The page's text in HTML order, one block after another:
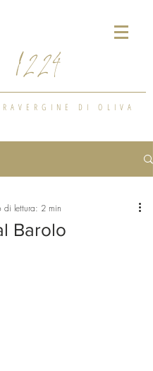
1224
DI OLIVA
Barolo
di lettura: 2 min